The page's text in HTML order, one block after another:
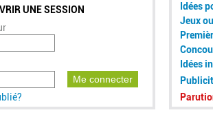
UNE SESSION
Me connecter
Idées
Jeux
Idées